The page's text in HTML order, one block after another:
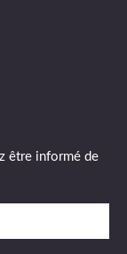
être informé de